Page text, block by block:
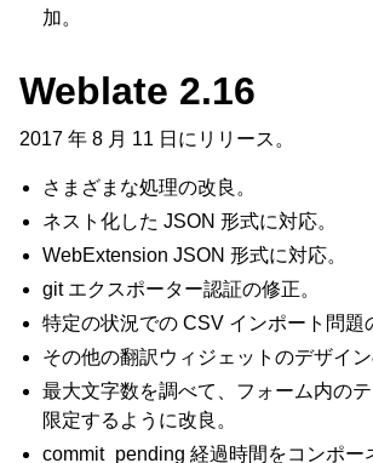
加。
Weblate 2.16
2017 年 8 月 11 日にリリース。
さまざまな処理の改良。
ネスト化した JSON 形式に対応。
WebExtension JSON 形式に対応。
git エクスポーター認証の修正。
特定の状況での CSV インポート問題
その他の翻訳ウィジェットのデザイン
最大文字数を調べて、フォーム内の
限定するように改良。
commit_pending 経過時間をコンポー